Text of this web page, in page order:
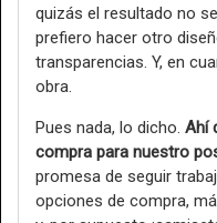
quizás el resultado no
prefiero hacer otro
transparencias. Y, en
obra.
Pues nada, lo dicho. Ahí
compra para nuestro
promesa de seguir
opciones de compra,